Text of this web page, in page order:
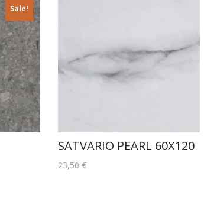
Sale!
SATVARIO PEARL 60X120
23,50 €